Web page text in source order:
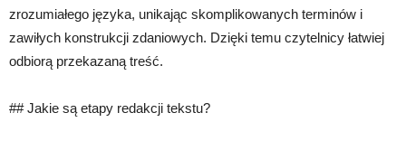
zrozumiałego języka, unikając skomplikowanych terminów i
zawiłych konstrukcji zdaniowych. Dzięki temu czytelnicy łatwiej
odbiorą przekazaną treść.
## Jakie są etapy redakcji tekstu?